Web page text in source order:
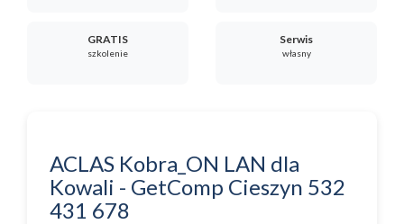
GRATIS
szkolenie
Serwis
własny
ACLAS Kobra_ON LAN dla
Kowali - GetComp Cieszyn 532
431 678